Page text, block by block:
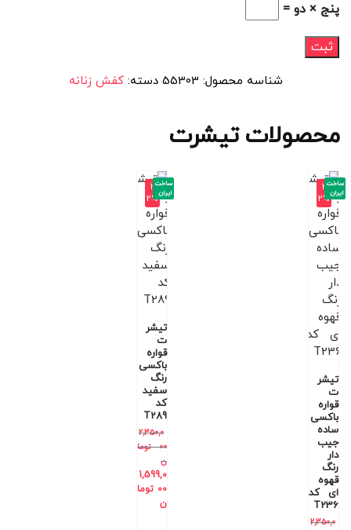
پنج × دو =
شناسه محصول: 55303 دسته:کفش زنانه
محصولات تیشرت
-3
2%
تیشر
ت
قواره
باکسی
ساده
جیب
دار
رنگ
قهوه
ای کد
T236
2,350,0
ساخت
ایران
-3
2%
تیشر
ت
قواره
باکسی
رنگ
سفید
کد
T289
2,350,0
00
توما
ن
1,599,0
00 توما
ن
ساخت
ایران